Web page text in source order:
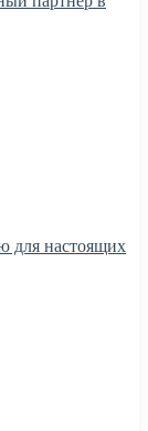
для настоящих